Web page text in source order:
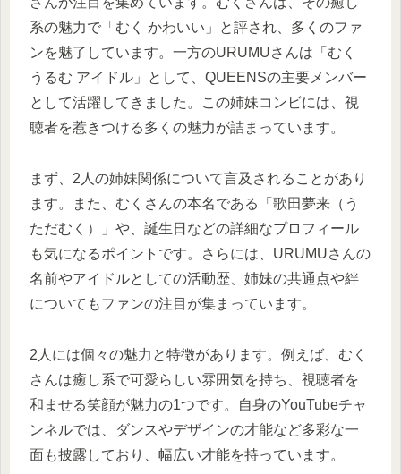
系の魅力で「むく かわいい」と評され、多くのファ
ンを魅了しています。一方のURUMUさんは「むく
うるむ アイドル」として、QUEENSの主要メンバー
として活躍してきました。この姉妹コンビには、視
聴者を惹きつける多くの魅力が詰まっています。
まず、2人の姉妹関係について言及されることがあり
ます。また、むくさんの本名である「歌田夢来（う
ただむく）」や、誕生日などの詳細なプロフィール
も気になるポイントです。さらには、URUMUさんの
名前やアイドルとしての活動歴、姉妹の共通点や絆
についてもファンの注目が集まっています。
2人には個々の魅力と特徴があります。例えば、むく
さんは癒し系で可愛らしい雰囲気を持ち、視聴者を
和ませる笑顔が魅力の1つです。自身のYouTubeチャ
ンネルでは、ダンスやデザインの才能など多彩な一
面も披露しており、幅広い才能を持っています。